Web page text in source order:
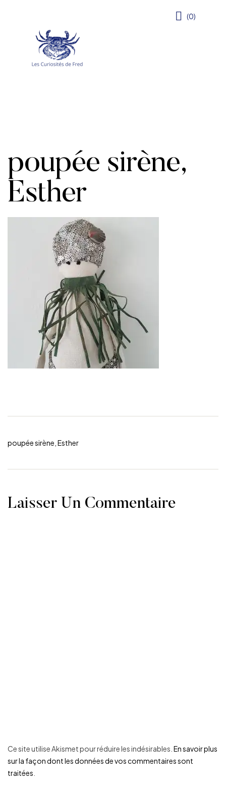
(0)
poupée sirène,
Esther
poupée sirène, Esther
Laisser Un Commentaire
Ce site utilise Akismet pour réduire les indésirables. En savoir plus
sur la façon dont les données de vos commentaires sont
traitées